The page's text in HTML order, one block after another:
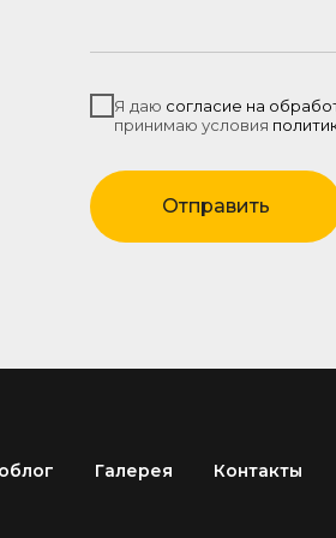
Я даю согласие на
принимаю условия
Отправить
Галерея Контакты